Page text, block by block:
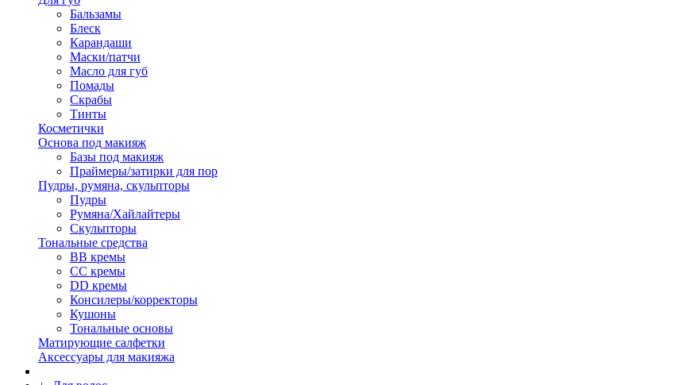
Бальзамы
Блеск
Карандаши
Маски/патчи
Масло для губ
Помады
Скрабы
Тинты
Косметички
Основа под макияж
Базы под макияж
Праймеры/затирки для пор
Пудры, румяна, скульпторы
Пудры
Румяна/Хайлайтеры
Скульпторы
Тональные средства
BB кремы
CC кремы
DD кремы
Консилеры/корректоры
Кушоны
Тональные основы
Матирующие салфетки
Аксессуары для макияжа